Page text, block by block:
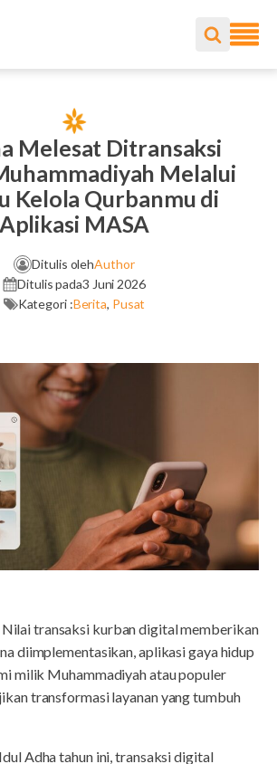
Melesat Ditransaksi
Melalui
Kelola Qurbanmu di
Aplikasi MASA
Ditulis olehAuthor
Ditulis pada3 Juni 2026
Kategori :Berita, Pusat
transaksi kurban digital memberikan
diimplementasikan, aplikasi gaya hidup
milik Muhammadiyah atau populer
transformasi layanan yang tumbuh
Adha tahun ini, transaksi digital